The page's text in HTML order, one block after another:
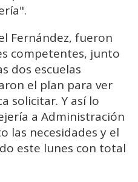
Fernández, fueron
competentes, junto
dos escuelas
el plan para ver
solicitar. Y así lo
a Administración
las necesidades y el
este lunes con total